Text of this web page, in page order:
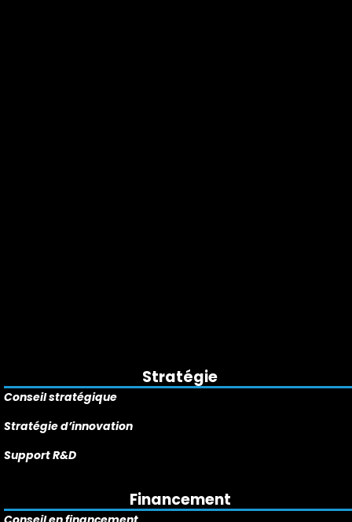
Stratégie
Conseilstratégique
Stratégie d’innovation
Support R&D
Financement